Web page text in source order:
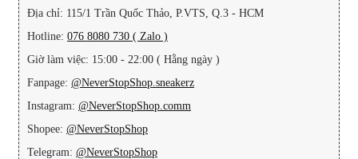
Địa chỉ: 115/1 Trần Quốc Thảo, P.VTS, Q.3 - HCM
Hotline: 076 8080 730 ( Zalo )
Giờ làm việc: 15:00 - 22:00 ( Hằng ngày )
Fanpage: @NeverStopShop.sneakerz
Instagram: @NeverStopShop.comm
Shopee: @NeverStopShop
Telegram: @NeverStopShop